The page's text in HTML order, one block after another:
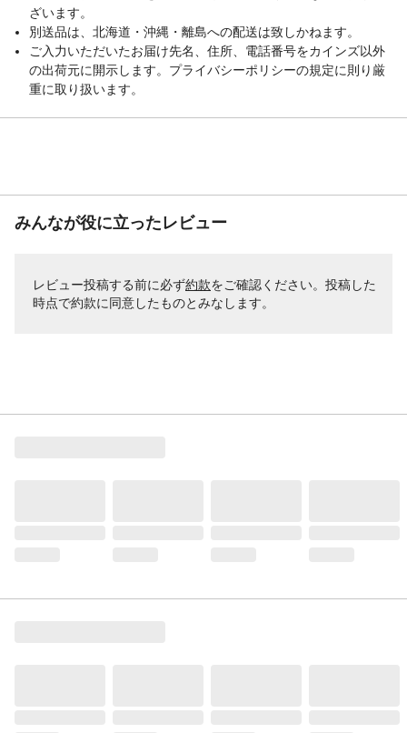
ざいます。
別送品は、北海道・沖縄・離島への配送は致しかねます。
ご入力いただいたお届け先名、住所、電話番号をカインズ以外
の出荷元に開示します。プライバシーポリシーの規定に則り厳
重に取り扱います。
みんなが役に立ったレビュー
レビュー投稿する前に必ず約款をご確認ください。投稿した
時点で約款に同意したものとみなします。